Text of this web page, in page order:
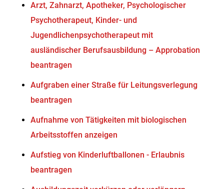
Arzt, Zahnarzt, Apotheker, Psychologischer
Psychotherapeut, Kinder- und
Jugendlichenpsychotherapeut mit
ausländischer Berufsausbildung – Approbation
beantragen
Aufgraben einer Straße für Leitungsverlegung
beantragen
Aufnahme von Tätigkeiten mit biologischen
Arbeitsstoffen anzeigen
Aufstieg von Kinderluftballonen - Erlaubnis
beantragen